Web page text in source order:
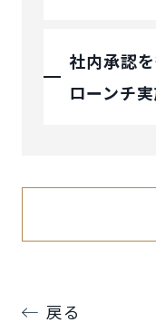
社内承認
ローンチ
戻る